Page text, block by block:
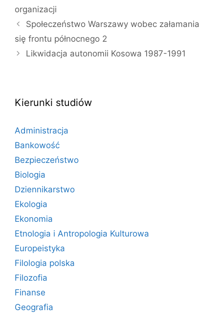
organizacji
Społeczeństwo Warszawy wobec załamania
się frontu północnego 2
Likwidacja autonomii Kosowa 1987-1991
Kierunki studiów
Administracja
Bankowość
Bezpieczeństwo
Biologia
Dziennikarstwo
Ekologia
Ekonomia
Etnologia i Antropologia Kulturowa
Europeistyka
Filologia polska
Filozofia
Finanse
Geografia